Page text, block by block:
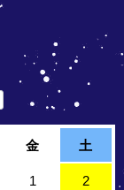
金 土
1 2